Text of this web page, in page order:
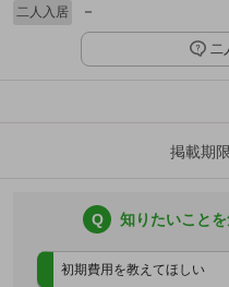
二人入居 －
二
掲載期
Q 知りたいこと
初期費用を教えてほしい